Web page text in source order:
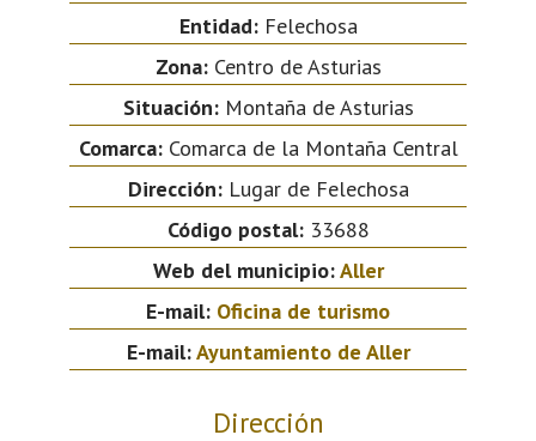
Entidad:Felechosa
Zona:Centro de Asturias
Situación:Montaña de Asturias
Comarca:Comarca de la Montaña Central
Dirección:Lugar de Felechosa
Código postal:33688
Web del municipio:Aller
E-mail: Oficina de turismo
E-mail:Ayuntamiento de Aller
Dirección